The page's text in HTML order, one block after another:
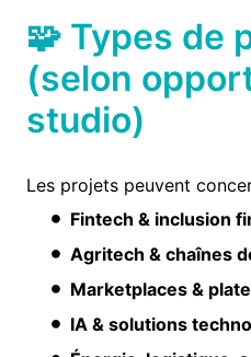
🧩 Types de
(selon
studio)
Les projets peuvent
Fintech & inclusion
Agritech & chaînes
Marketplaces &
IA & solutions